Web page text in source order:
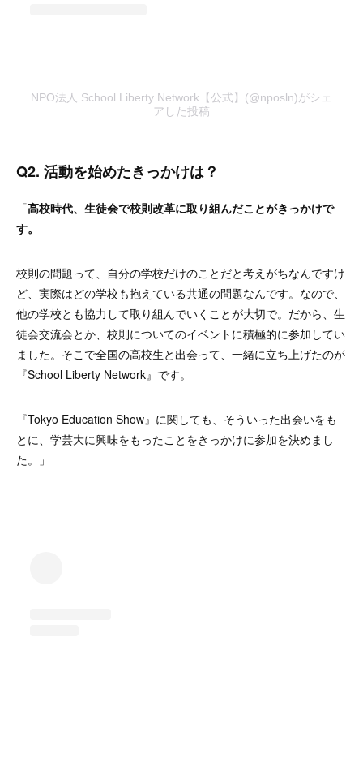
NPO法人 School Liberty Network【公式】(@nposln)がシェ
アした投稿
Q2. 活動を始めたきっかけは？
「高校時代、生徒会で校則改革に取り組んだことがきっかけで
す。
校則の問題って、自分の学校だけのことだと考えがちなんですけ
ど、実際はどの学校も抱えている共通の問題なんです。なので、
他の学校とも協力して取り組んでいくことが大切で。だから、生
徒会交流会とか、校則についてのイベントに積極的に参加してい
ました。そこで全国の高校生と出会って、一緒に立ち上げたのが
『School Liberty Network』です。
『Tokyo Education Show』に関しても、そういった出会いをも
とに、学芸大に興味をもったことをきっかけに参加を決めまし
た。」